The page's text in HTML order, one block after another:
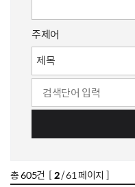
주제어
총605건 [2/ 61 페이지 ]